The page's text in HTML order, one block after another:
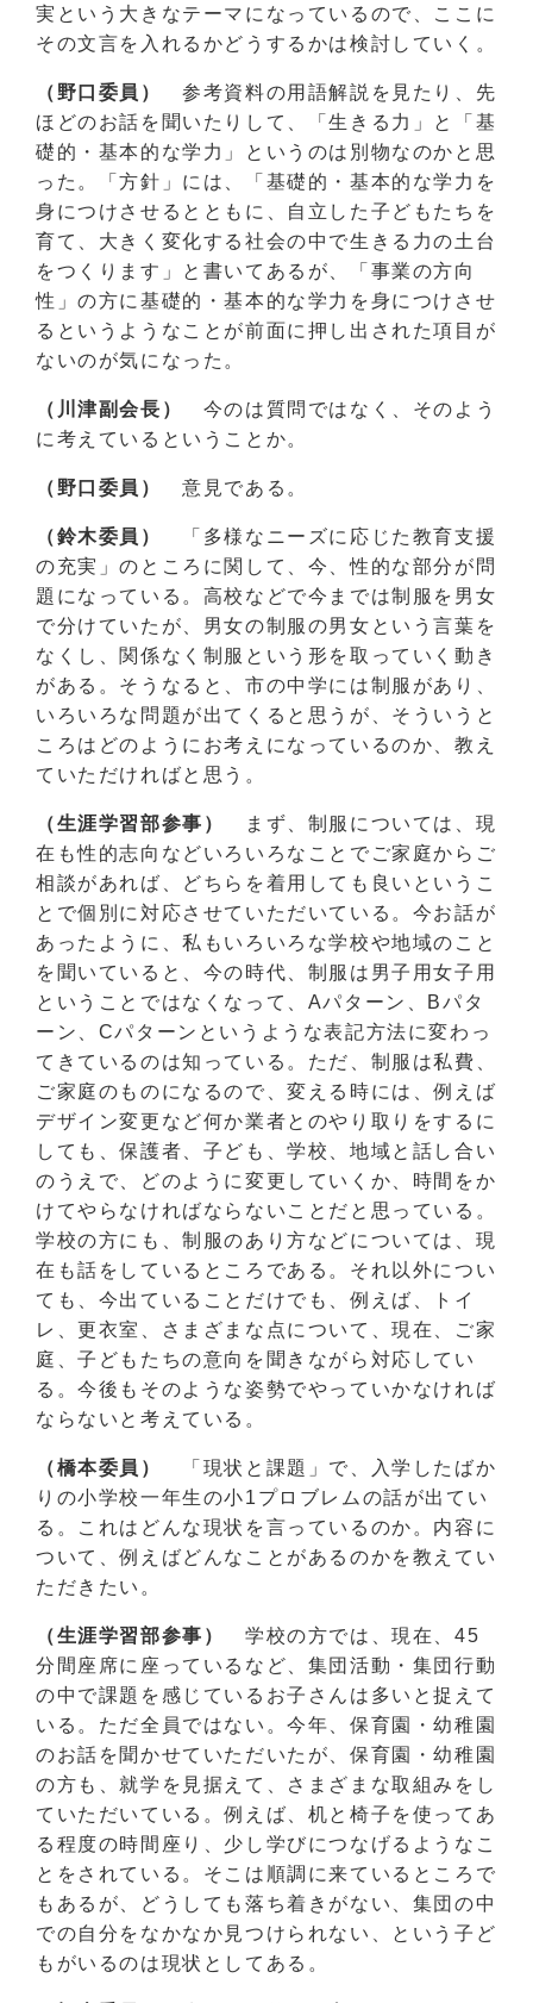
実という大きなテーマになっているので、ここに
その文言を入れるかどうするかは検討していく。
（野口委員）
参考資料の用語解説を見たり、先
ほどのお話を聞いたりして、「生きる力」と「基
礎的・基本的な学力」というのは別物なのかと思
った。「方針」には、「基礎的・基本的な学力を
身につけさせるとともに、自立した子どもたちを
育て、大きく変化する社会の中で生きる力の土台
をつくります」と書いてあるが、「事業の方向
性」の方に基礎的・基本的な学力を身につけさせ
るというようなことが前面に押し出された項目が
ないのが気になった。
（川津副会長）
今のは質問ではなく、そのよう
に考えているということか。
（野口委員） 意見である。
（鈴木委員）
「多様なニーズに応じた教育支援
の充実」のところに関して、今、性的な部分が問
題になっている。高校などで今までは制服を男女
で分けていたが、男女の制服の男女という言葉を
なくし、関係なく制服という形を取っていく動き
がある。そうなると、市の中学には制服があり、
いろいろな問題が出てくると思うが、そういうと
ころはどのようにお考えになっているのか、教え
ていただければと思う。
（生涯学習部参事）
まず、制服については、現
在も性的志向などいろいろなことでご家庭からご
相談があれば、どちらを着用しても良いというこ
とで個別に対応させていただいている。今お話が
あったように、私もいろいろな学校や地域のこと
を聞いていると、今の時代、制服は男子用女子用
ということではなくなって、Aパターン、Bパタ
ーン、Cパターンというような表記方法に変わっ
てきているのは知っている。ただ、制服は私費、
ご家庭のものになるので、変える時には、例えば
デザイン変更など何か業者とのやり取りをするに
しても、保護者、子ども、学校、地域と話し合い
のうえで、どのように変更していくか、時間をか
けてやらなければならないことだと思っている。
学校の方にも、制服のあり方などについては、現
在も話をしているところである。それ以外につい
ても、今出ていることだけでも、例えば、トイ
レ、更衣室、さまざまな点について、現在、ご家
庭、子どもたちの意向を聞きながら対応してい
る。今後もそのような姿勢でやっていかなければ
ならないと考えている。
（橋本委員）
「現状と課題」で、入学したばか
りの小学校一年生の小1プロブレムの話が出てい
る。これはどんな現状を言っているのか。内容に
ついて、例えばどんなことがあるのかを教えてい
ただきたい。
（生涯学習部参事）
学校の方では、現在、45
分間座席に座っているなど、集団活動・集団行動
の中で課題を感じているお子さんは多いと捉えて
いる。ただ全員ではない。今年、保育園・幼稚園
のお話を聞かせていただいたが、保育園・幼稚園
の方も、就学を見据えて、さまざまな取組みをし
ていただいている。例えば、机と椅子を使ってあ
る程度の時間座り、少し学びにつなげるようなこ
とをされている。そこは順調に来ているところで
もあるが、どうしても落ち着きがない、集団の中
での自分をなかなか見つけられない、という子ど
もがいるのは現状としてある。